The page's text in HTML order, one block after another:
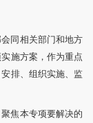
同相关部门和地方
施方案，作为重点
排、组织实施、监
焦本专项要解决的